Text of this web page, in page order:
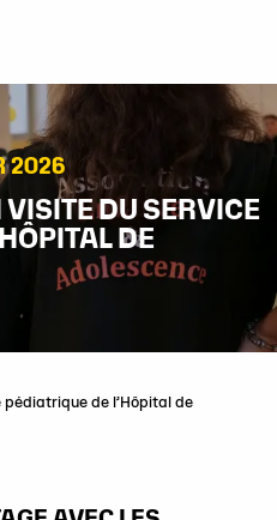
2026
DU SERVICE
DE
de l’Hôpital de